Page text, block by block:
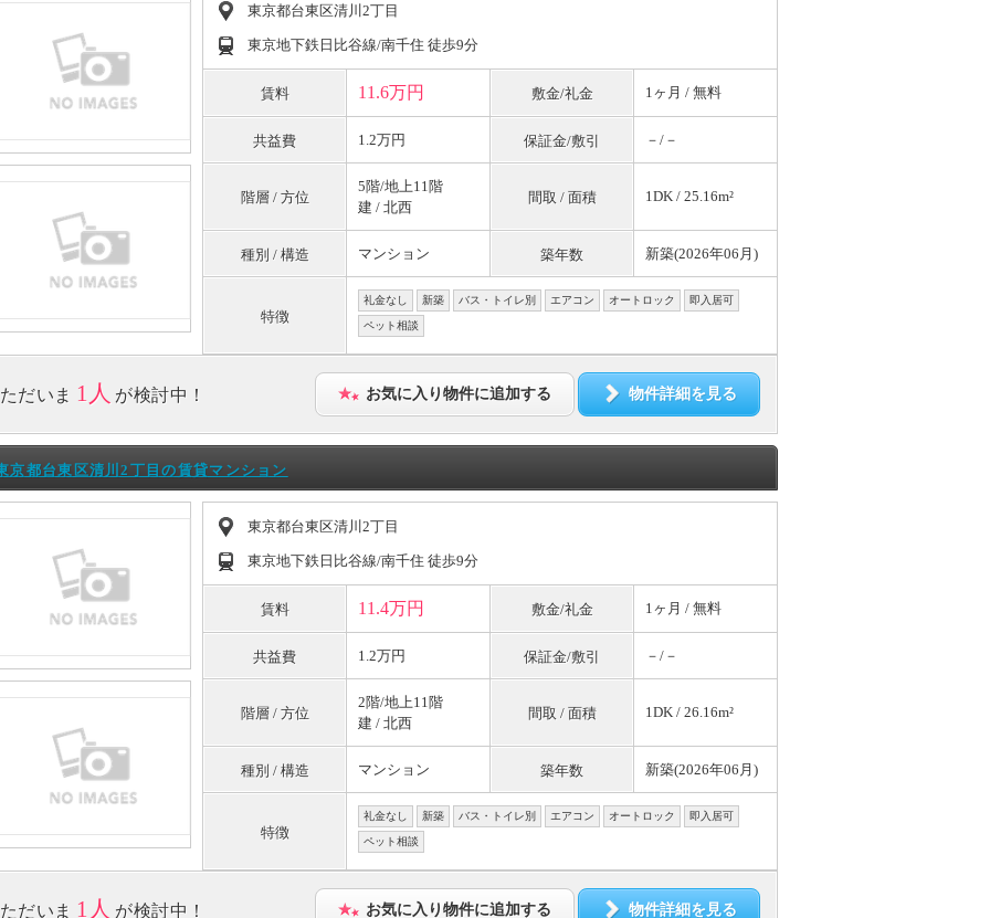
東京都台東区清川2丁目
東京地下鉄日比谷線/南千住 徒歩9分
賃料 11.6万円 敷金/礼金 1ヶ月 / 無料
共益費 1.2万円 保証金/敷引 －/－
階層 / 方位
5階/地上11階
建 / 北西
間取 / 面積 1DK / 25.16m²
種別 / 構造 マンション 築年数 新築(2026年06月)
特徴
礼金なし 新築 バス・トイレ別 エアコン オートロック 即入居可
ペット相談
ただいま 1人 が検討中！ お気に入り物件に追加する 物件詳細を見る
京都台東区清川2丁目の賃貸マンション
東京都台東区清川2丁目
東京地下鉄日比谷線/南千住 徒歩9分
賃料 11.4万円 敷金/礼金 1ヶ月 / 無料
共益費 1.2万円 保証金/敷引 －/－
階層 / 方位
2階/地上11階
建 / 北西
間取 / 面積 1DK / 26.16m²
種別 / 構造 マンション 築年数 新築(2026年06月)
特徴
礼金なし 新築 バス・トイレ別 エアコン オートロック 即入居可
ペット相談
ただいま 1人 が検討中！ お気に入り物件に追加する 物件詳細を見る